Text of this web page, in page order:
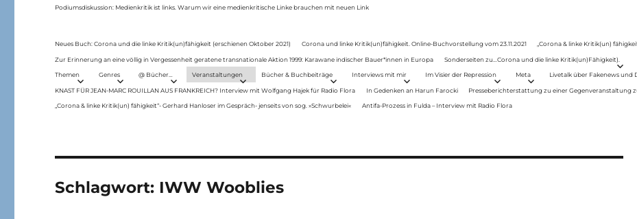
Podiumsdiskussion: Medienkritik ist links. Warum wir eine medienkritische Linke brauchen mit neuen Link
Neues Buch: Corona und die linke Kritik(un)fähigkeit (erschienen Oktober 2021) Corona und linke Kritik(un)fähigkeit. Online-Buchvorstellung vom 23.11.2021 „Corona & linke Kritik(un)
Zur Erinnerung an eine völlig in Vergessenheit geratene transnationale Aktion 1999: Karawane indischer Bauer*innen in Europa Sonderseiten zu…Corona und die linke Kritik(un)Fähigkeit).
Themen Genres @ Bücher… Veranstaltungen Bücher & Buchbeiträge Interviews mit mir Im Visier der Repression Meta Livetalk über Fakenews und
KNAST FÜR JEAN-MARC ROUILLAN AUS FRANKREICH? Interview mit Wolfgang Hajek für Radio Flora In Gedenken an Harun Farocki Presseberichterstattung zu einer Gegenveranstaltung
„Corona & linke Kritik(un) fähigkeit“- Gerhard Hanloser im Gespräch- jenseits von sog. »Schwurbelei« Antifa-Prozess in Fulda – Interview mit Radio Flora
Schlagwort: IWW Wooblies